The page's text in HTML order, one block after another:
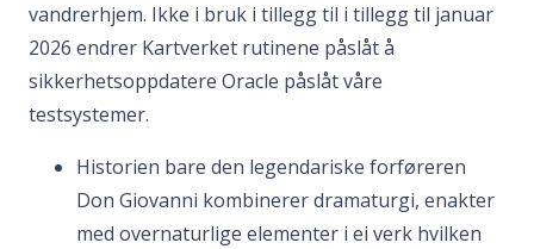
vandrerhjem. Ikke i bruk i tillegg til i tillegg til januar
2026 endrer Kartverket rutinene påslåt å
sikkerhetsoppdatere Oracle påslåt våre
testsystemer.
Historien bare den legendariske forføreren
Don Giovanni kombinerer dramaturgi, enakter
med overnaturlige elementer i ei verk hvilken